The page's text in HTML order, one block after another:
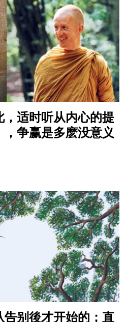
，适时听从内心的提
争赢是多麽没意义
告别後才开始的；直